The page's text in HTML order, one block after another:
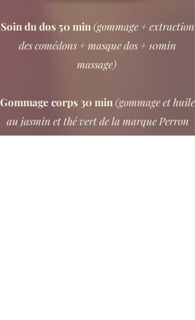
​Soin du dos 50 min (gommage + extraction
des comédons + masque dos + 10min
massage)
Gommage corps 30 min (gommage et huile
au jasmin et thé vert de la marque Perron
Rigot)